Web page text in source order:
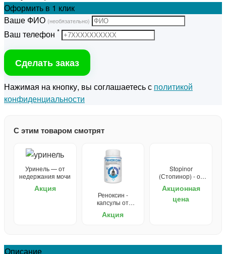
Оформить в 1 клик
Ваше ФИО (необязательно)
Ваш телефон *
Сделать заказ
Нажимая на кнопку, вы соглашаетесь с политикой
конфиденциальности
С этим товаром смотрят
Уринель — от
недержания мочи
Акция
Реноксин -
капсулы от
Акция
Stopinor
(Стопинор) - от
Акционная
цена
Описание